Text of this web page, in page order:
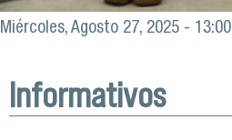
Miércoles, Agosto 27, 2025 - 13:00
Informativos